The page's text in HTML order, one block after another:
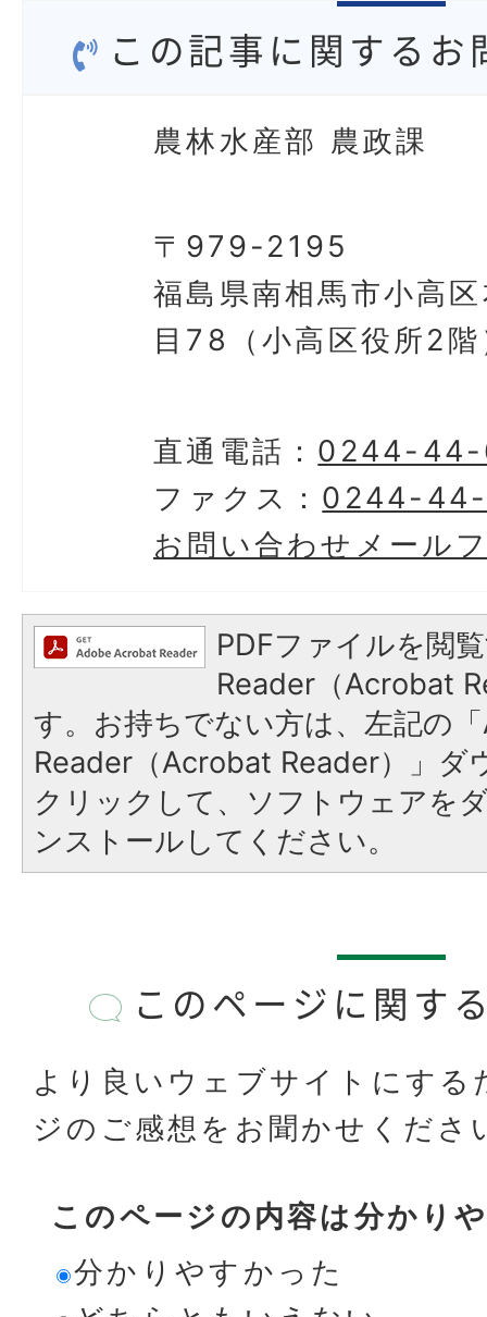
この記事に関するお
農林水産部 農政課
〒979-2195
福島県南相馬市小高
目78（小高区役所2階
直通電話： 0244-
ファクス： 0244-
お問い合わせメール
PDFファイルを閲
Reader（Acrobat
す。お持ちでない方は、左記の
Reader（Acrobat Reader）」ダ
クリックして、ソフトウェアを
ンストールしてください。
このページに関す
より良いウェブサイトにする
ジのご感想をお聞かせくださ
このページの内容は分かり
分かりやすかった